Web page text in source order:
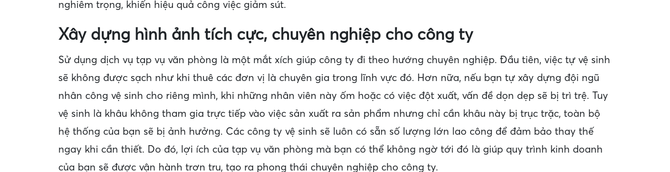
nghiêm trọng, khiến hiệu quả công việc giảm sút.
Xây dựng hình ảnh tích cực, chuyên nghiệp cho công ty
Sử dụng dịch vụ tạp vụ văn phòng là một mắt xích giúp công ty đi theo hướng chuyên nghiệp. Đầu tiên, việc tự vệ sinh
sẽ không được sạch như khi thuê các đơn vị là chuyên gia trong lĩnh vực đó. Hơn nữa, nếu bạn tự xây dựng đội ngũ
nhân công vệ sinh cho riêng mình, khi những nhân viên này ốm hoặc có việc đột xuất, vấn đề dọn dẹp sẽ bị trì trệ. Tuy
vệ sinh là khâu không tham gia trực tiếp vào việc sản xuất ra sản phẩm nhưng chỉ cần khâu này bị trục trặc, toàn bộ
hệ thống của bạn sẽ bị ảnh hưởng. Các công ty vệ sinh sẽ luôn có sẵn số lượng lớn lao công để đảm bảo thay thế
ngay khi cần thiết. Do đó, lợi ích của tạp vụ văn phòng mà bạn có thể không ngờ tới đó là giúp quy trình kinh doanh
của bạn sẽ được vận hành trơn tru, tạo ra phong thái chuyên nghiệp cho công ty.